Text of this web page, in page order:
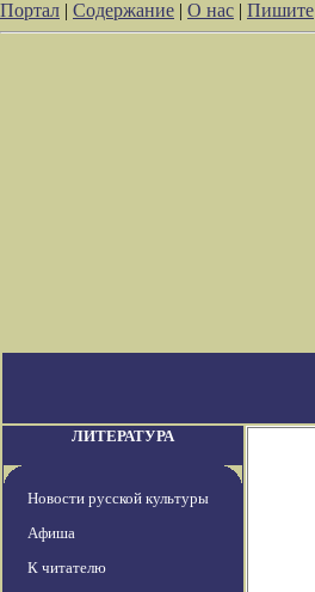
Портал | Содержание | О нас | Пишите
ЛИТЕРАТУРА
Новости русской культуры
Афиша
К читателю